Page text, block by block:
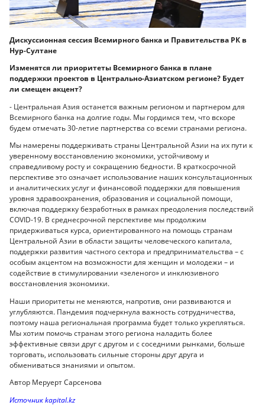
Дискуссионная сессия Всемирного банка и Правительства РК в
Нур-Султане
Изменятся ли приоритеты Всемирного банка в плане
поддержки проектов в Центрально-Азиатском регионе? Будет
ли смещен акцент?
- Центральная Азия останется важным регионом и партнером для
Всемирного банка на долгие годы. Мы гордимся тем, что вскоре
будем отмечать 30-летие партнерства со всеми странами региона.
Мы намерены поддерживать страны Центральной Азии на их пути к
уверенному восстановлению экономики, устойчивому и
справедливому росту и сокращению бедности. В краткосрочной
перспективе это означает использование наших консультационных
и аналитических услуг и финансовой поддержки для повышения
уровня здравоохранения, образования и социальной помощи,
включая поддержку безработных в рамках преодоления последствий
COVID-19. В среднесрочной перспективе мы продолжим
придерживаться курса, ориентированного на помощь странам
Центральной Азии в области защиты человеческого капитала,
поддержки развития частного сектора и предпринимательства – с
особым акцентом на возможности для женщин и молодежи – и
содействие в стимулировании «зеленого» и инклюзивного
восстановления экономики.
Наши приоритеты не меняются, напротив, они развиваются и
углубляются. Пандемия подчеркнула важность сотрудничества,
поэтому наша региональная программа будет только укрепляться.
Мы хотим помочь странам этого региона наладить более
эффективные связи друг с другом и с соседними рынками, больше
торговать, использовать сильные стороны друг друга и
обмениваться знаниями и опытом.
Автор Меруерт Сарсенова
Источник kapital.kz